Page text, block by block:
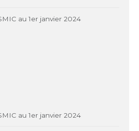
au 1er janvier 2024
au 1er janvier 2024